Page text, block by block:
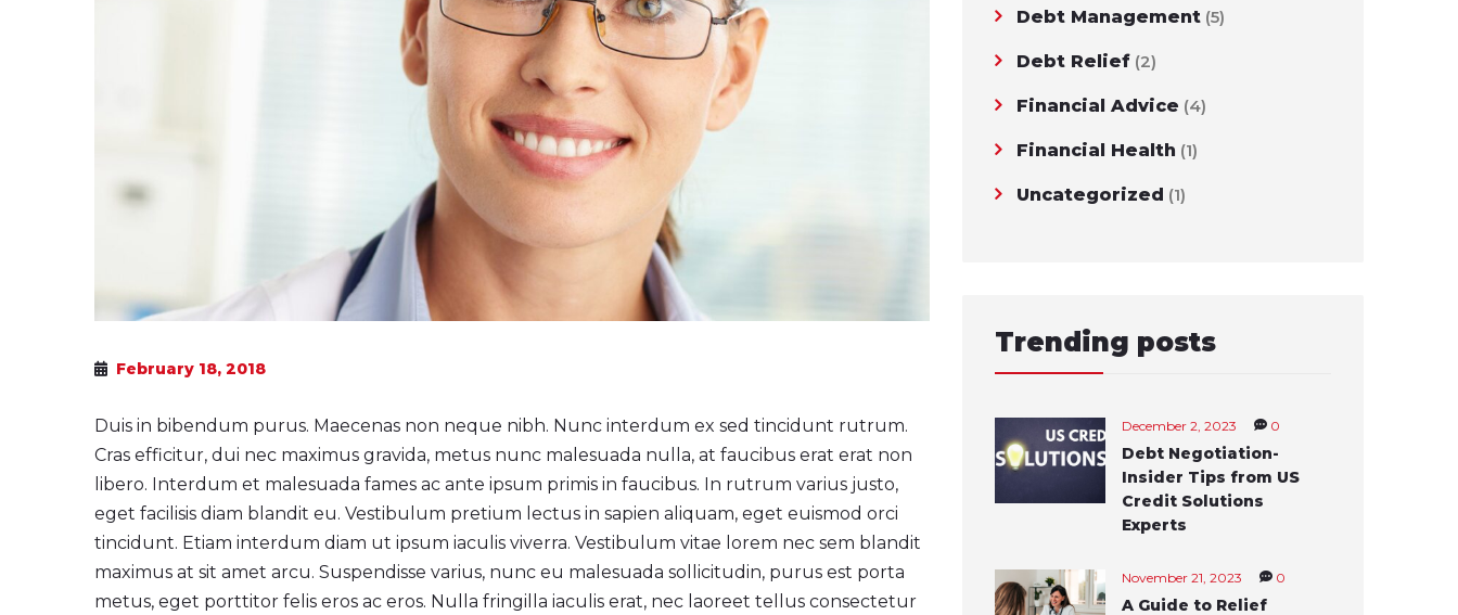
February 18, 2018
Duis in bibendum purus. Maecenas non neque nibh. Nunc interdum ex sed tincidunt rutrum.
Cras efficitur, dui nec maximus gravida, metus nunc malesuada nulla, at faucibus erat erat non
libero. Interdum et malesuada fames ac ante ipsum primis in faucibus. In rutrum varius justo,
eget facilisis diam blandit eu. Vestibulum pretium lectus in sapien aliquam, eget euismod orci
tincidunt. Etiam interdum diam ut ipsum iaculis viverra. Vestibulum vitae lorem nec sem blandit
maximus at sit amet arcu. Suspendisse varius, nunc eu malesuada sollicitudin, purus est porta
metus, eget porttitor felis eros ac eros. Nulla fringilla iaculis erat, nec laoreet tellus consectetur
Debt Management (5)
Debt Relief (2)
Financial Advice (4)
Financial Health (1)
Uncategorized (1)
Trending posts
December 2, 2023 0
Debt Negotiation-
Insider Tips from US
Credit Solutions
Experts
November 21, 2023 0
A Guide to Relief